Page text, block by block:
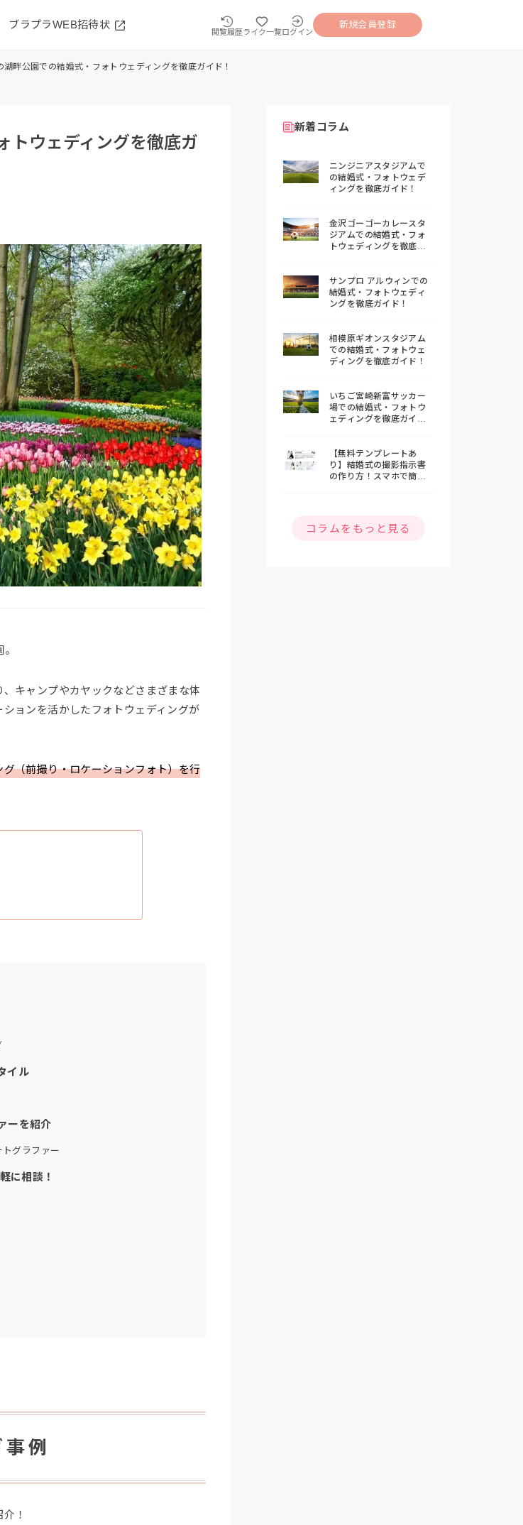
ブラプラWEB招待状
閲覧履歴ライク一覧ログイン
新規会員登録
湖畔公園での結婚式・フォトウェディングを徹底ガイド！
トウェディングを徹底ガ
キャンプやカヤックなどさまざまな体
ョンを活かしたフォトウェディングが
（前撮り・ロケーションフォト）を行
イル
ーを紹介
グラファー
に相談！
例
！
新着コラム
ニンジニアスタジアムで
の結婚式・フォトウェデ
ィングを徹底ガイド！
金沢ゴーゴーカレースタ
ジアムでの結婚式・フォ
トウェディングを徹底ガ
サンプロ アルウィンでの
結婚式・フォトウェディ
ングを徹底ガイド！
相模原ギオンスタジアム
での結婚式・フォトウェ
ディングを徹底ガイド！
いちご宮崎新富サッカー
場での結婚式・フォトウ
ェディングを徹底ガイ
【無料テンプレートあ
り】結婚式の撮影指示書
の作り方！スマホで簡単
コラムをもっと見る